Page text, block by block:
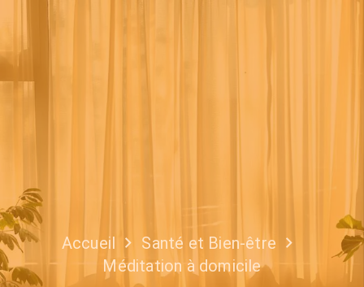
Accueil
Santé et Bien-être
Méditation à domicile